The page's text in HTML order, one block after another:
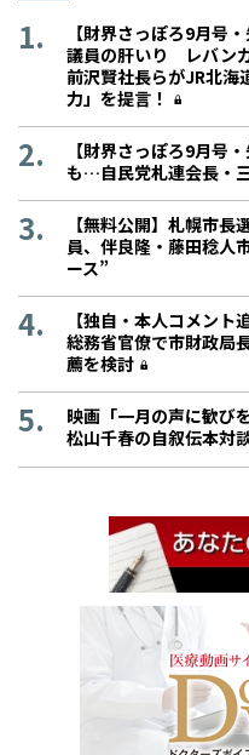
【財界さっぽろ9月号
議員の肝いり レバン
前沢賢社長らがJR北海
力」を提言！
【財界さっぽろ9月号
も…自民党札連会長・
【無料公開】札幌市
員、伴良隆・藤田稔人
ース”
【独自・本人コメン
総務省官僚で市財政局
薦を検討
映画「一月の声に歓び
松山千春の自叙伝本対